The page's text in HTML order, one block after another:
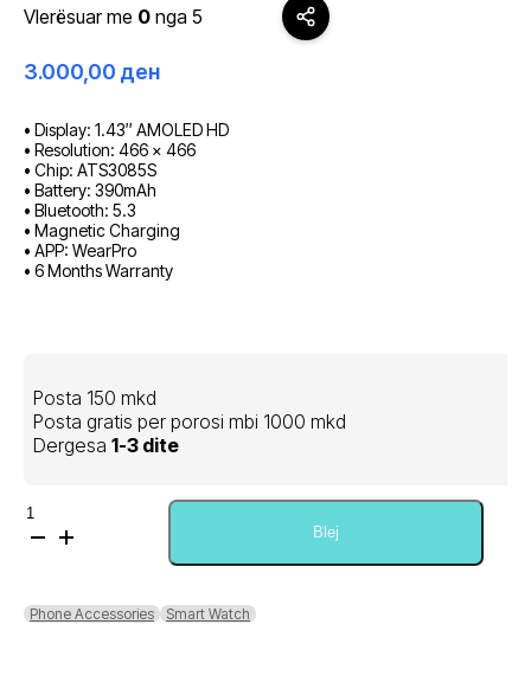
Vlerësuar me 0 nga 5
3.000,00 ден
• Display: 1.43″ AMOLED HD
• Resolution: 466 × 466
• Chip: ATS3085S
• Battery: 390mAh
• Bluetooth: 5.3
• Magnetic Charging
• APP: WearPro
• 6 Months Warranty
Posta 150 mkd
Posta gratis per porosi mbi 1000 mkd
Dergesa 1-3 dite
Sasi
DT
Smartwatch
Blej
Phone Accessories Smart Watch